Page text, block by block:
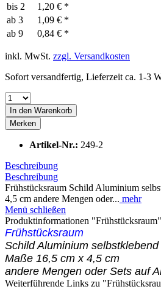
bis 2
1,20 € *
ab 3
1,09 € *
ab 9 0,84 € *
inkl. MwSt. zzgl. Versandkosten
Sofort versandfertig, Lieferzeit ca. 1-3
In den Warenkorb
Merken
Artikel-Nr.: 249-2
Beschreibung
Beschreibung
Frühstücksraum Schild Aluminium
4,5 cm andere Mengen oder... mehr
Menü schließen
Produktinformationen "Frühstücksraum"
Frühstücksraum
Schild Aluminium selbstklebend
Maße 16,5 cm x 4,5 cm
andere Mengen oder Sets auf
Weiterführende Links zu